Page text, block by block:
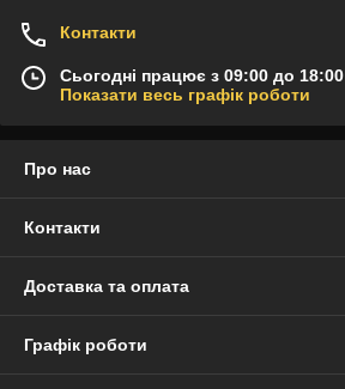
Контакти
Сьогодні працює з 09:00 до 18:00
Показати весь графік роботи
Про нас
Контакти
Доставка та оплата
Графік роботи